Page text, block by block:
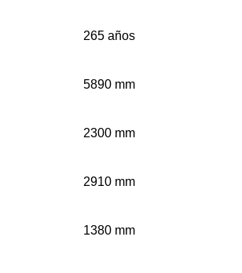
265 años
5890 mm
2300 mm
2910 mm
1380 mm